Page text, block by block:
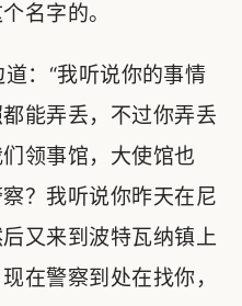
名字的。
：“我听说你的事情
能弄丢，不过你弄丢
领事馆，大使馆也
？我听说你昨天在尼
又来到波特瓦纳镇上
在警察到处在找你，